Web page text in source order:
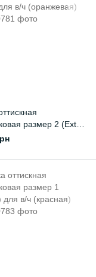
размер 2 (Extra
в/ч (оранжевая)